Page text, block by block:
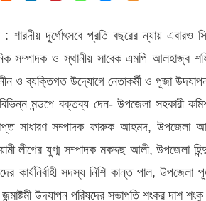
চৌধূরীর
বিভিন্ন
পূজা
মন্ডপ
পরিদর্শন
: শারদীয় দূর্গোৎসবে প্রতি বছরের ন্যায়
সম্পাদক ও স্থানীয় সাবেক এমপি আলহাজ্ব
ও ব্যক্তিগত উদ্যোগে নেতাকর্মী ও পূজা উদযাপন
বিভিন্ন মন্ডপে বক্তব্য দেন- উপজেলা সহকারী
সাধারণ সম্পাদক ফারুক আহমদ, উপজেলা
লীগের যুগ্ম সম্পাদক মকদ্দছ আলী, উপজেলা
কার্যনির্বাহী সদস্য নিশি কান্ত পাল,
উদযাপন পরিষদের সভাপতি শংকর দাশ